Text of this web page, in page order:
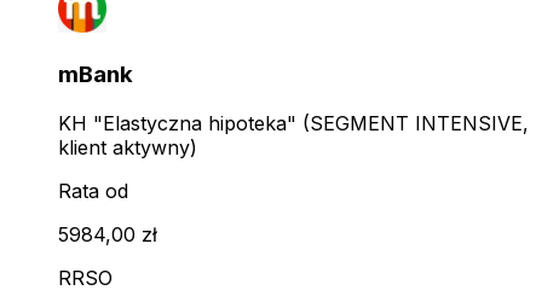
mBank
KH "Elastyczna hipoteka" (SEGMENT INTENSIVE,
klient aktywny)
Rata od
5984,00 zł
RRSO